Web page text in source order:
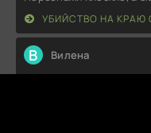
УБИЙСТВО НА КРАЮ
В Вилена
Не могу сказать, что я